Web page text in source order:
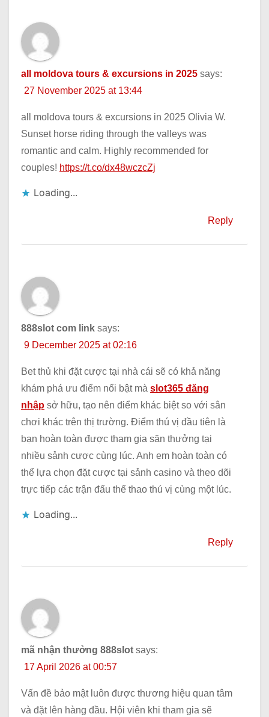
all moldova tours & excursions in 2025 says:
27 November 2025 at 13:44
all moldova tours & excursions in 2025 Olivia W.
Sunset horse riding through the valleys was
romantic and calm. Highly recommended for
couples! https://t.co/dx48wczcZj
Loading...
Reply
888slot com link says:
9 December 2025 at 02:16
Bet thủ khi đặt cược tại nhà cái sẽ có khả năng
khám phá ưu điểm nổi bật mà slot365 đăng
nhập sở hữu, tạo nên điểm khác biệt so với sân
chơi khác trên thị trường. Điểm thú vị đầu tiên là
bạn hoàn toàn được tham gia săn thưởng tại
nhiều sảnh cược cùng lúc. Anh em hoàn toàn có
thể lựa chọn đặt cược tại sảnh casino và theo dõi
trực tiếp các trận đấu thể thao thú vị cùng một lúc.
Loading...
Reply
mã nhận thưởng 888slot says:
17 April 2026 at 00:57
Vấn đề bảo mật luôn được thương hiệu quan tâm
và đặt lên hàng đầu. Hội viên khi tham gia sẽ